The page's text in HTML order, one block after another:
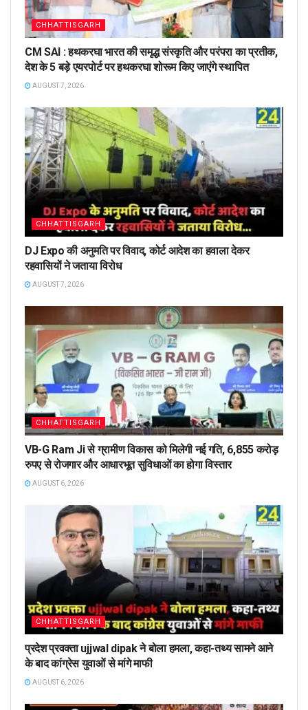
CHHATTISGARH
CM SAI : हथकरघा भारत की समृद्ध संस्कृति और परंपरा का प्रतीक,
देश के 5 बड़े एयरपोर्ट पर हथकरघा शोरूम किए जाएंगे स्थापित
AUGUST 7, 2026
CHHATTISGARH
DJ Expo की अनुमति पर विवाद, कोर्ट आदेश का हवाला देकर
रहवासियों ने जताया विरोध
AUGUST 7, 2026
CHHATTISGARH
VB-G Ram Ji से ग्रामीण विकास को मिलेगी नई गति, 6,855 करोड़
रुपए से रोजगार और आधारभूत सुविधाओं का होगा विस्तार
AUGUST 6, 2026
CHHATTISGARH
प्रदेश प्रवक्ता ujjwal dipak ने बोला हमला, कहा-तथ्य सामने आने
के बाद कांग्रेस युवाओं से मांगे माफी
AUGUST 6, 2026